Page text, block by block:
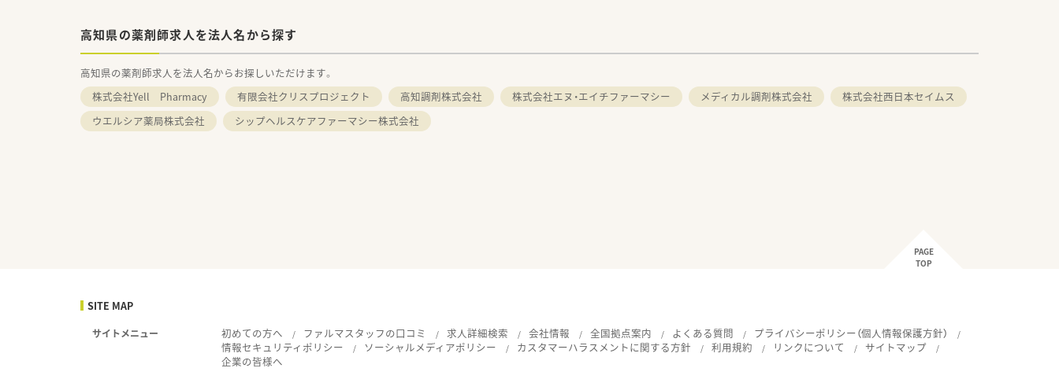
高知県の薬剤師求人を法人名から探す
高知県の薬剤師求人を法人名からお探しいただけます。
株式会社Yell Pharmacy
有限会社クリスプロジェクト 高知調剤株式会社 株式会社エヌ・エイチファーマシー メディカル調剤株式会社
株式会社西日本セイムス
ウエルシア薬局株式会社
シップヘルスケアファーマシー株式会社
PAGE
TOP
SITE MAP
サイトメニュー 初めての方へ ファルマスタッフの口コミ 求人詳細検索 会社情報 全国拠点案内 よくある質問
プライバシーポリシー（個人情報保護方針）
情報セキュリティポリシー
ソーシャルメディアポリシー カスタマーハラスメントに関する方針 利用規約 リンクについて
サイトマップ
企業の皆様へ